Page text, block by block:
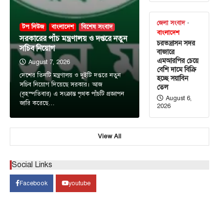
টপ নিউজ বাংলাদেশ বিশেষ সংবাদ
সরকারের পাঁচ মন্ত্রণালয় ও দপ্তরে নতুন
সচিব নিয়োগ
August 7, 2026
দেশের তিনটি মন্ত্রণালয় ও দুইটি দপ্তরে নতুন
সচিব নিয়োগ দিয়েছে সরকার। আজ
(বৃহস্পতিবার) এ সংক্রান্ত পৃথক পাঁচটি প্রজ্ঞাপন
জারি করেছে…
জেলা সংবাদ
বাংলাদেশ
চরভদ্রাসন সদর
বাজারে
এমআরপির চেয়ে
বেশি দামে বিক্রি
হচ্ছে সয়াবিন
তেল
August 6,
2026
View All
Social Links
Facebook youtube
সমাজকল্যাণ মন্ত্রী অধ্যাপক ডা. এ জেড এম জাহিদ হোসেন